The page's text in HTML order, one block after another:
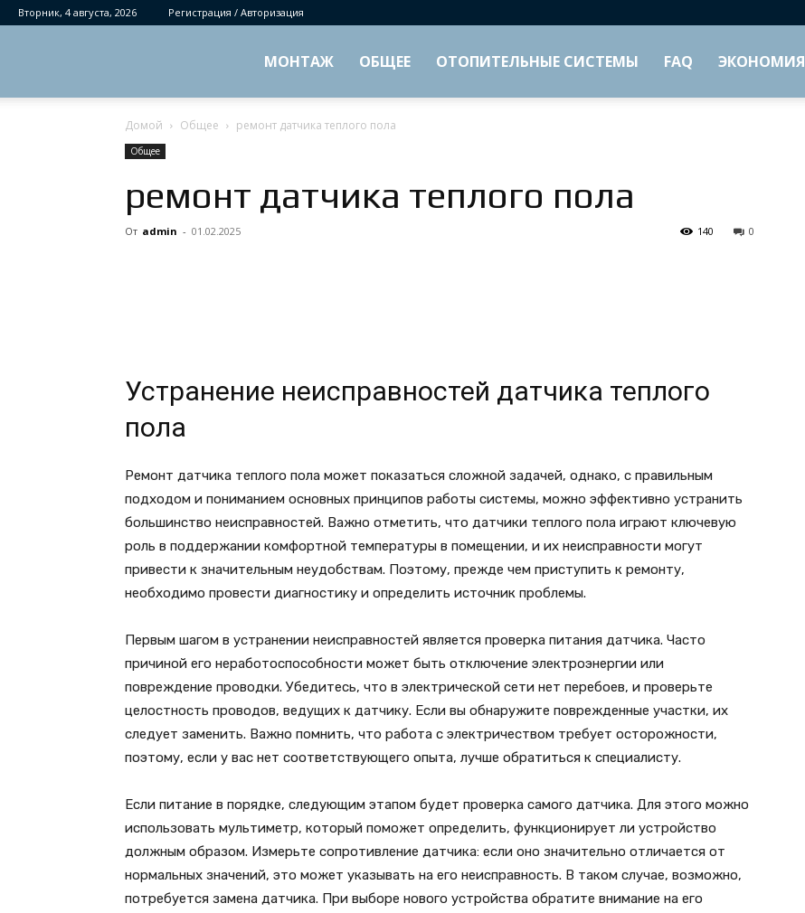
Вторник, 4 августа, 2026 Регистрация / Авторизация
МОНТАЖ ОБЩЕЕ ОТОПИТЕЛЬНЫЕ СИСТЕМЫ FAQ ЭКОНОМИЯ
Домой Общее ремонт датчика теплого пола
Общее
ремонт датчика теплого пола
От admin - 01.02.2025 0
140
Устранение неисправностей датчика теплого
пола
Ремонт датчика теплого пола может показаться сложной задачей, однако, с правильным
подходом и пониманием основных принципов работы системы, можно эффективно устранить
большинство неисправностей. Важно отметить, что датчики теплого пола играют ключевую
роль в поддержании комфортной температуры в помещении, и их неисправности могут
привести к значительным неудобствам. Поэтому, прежде чем приступить к ремонту,
необходимо провести диагностику и определить источник проблемы.
Первым шагом в устранении неисправностей является проверка питания датчика. Часто
причиной его неработоспособности может быть отключение электроэнергии или
повреждение проводки. Убедитесь, что в электрической сети нет перебоев, и проверьте
целостность проводов, ведущих к датчику. Если вы обнаружите поврежденные участки, их
следует заменить. Важно помнить, что работа с электричеством требует осторожности,
поэтому, если у вас нет соответствующего опыта, лучше обратиться к специалисту.
Если питание в порядке, следующим этапом будет проверка самого датчика. Для этого можно
использовать мультиметр, который поможет определить, функционирует ли устройство
должным образом. Измерьте сопротивление датчика: если оно значительно отличается от
нормальных значений, это может указывать на его неисправность. В таком случае, возможно,
потребуется замена датчика. При выборе нового устройства обратите внимание на его